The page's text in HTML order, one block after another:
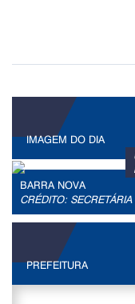
IMAGEM DO DIA
BARRA NOVA
CRÉDITO:
PREFEITURA